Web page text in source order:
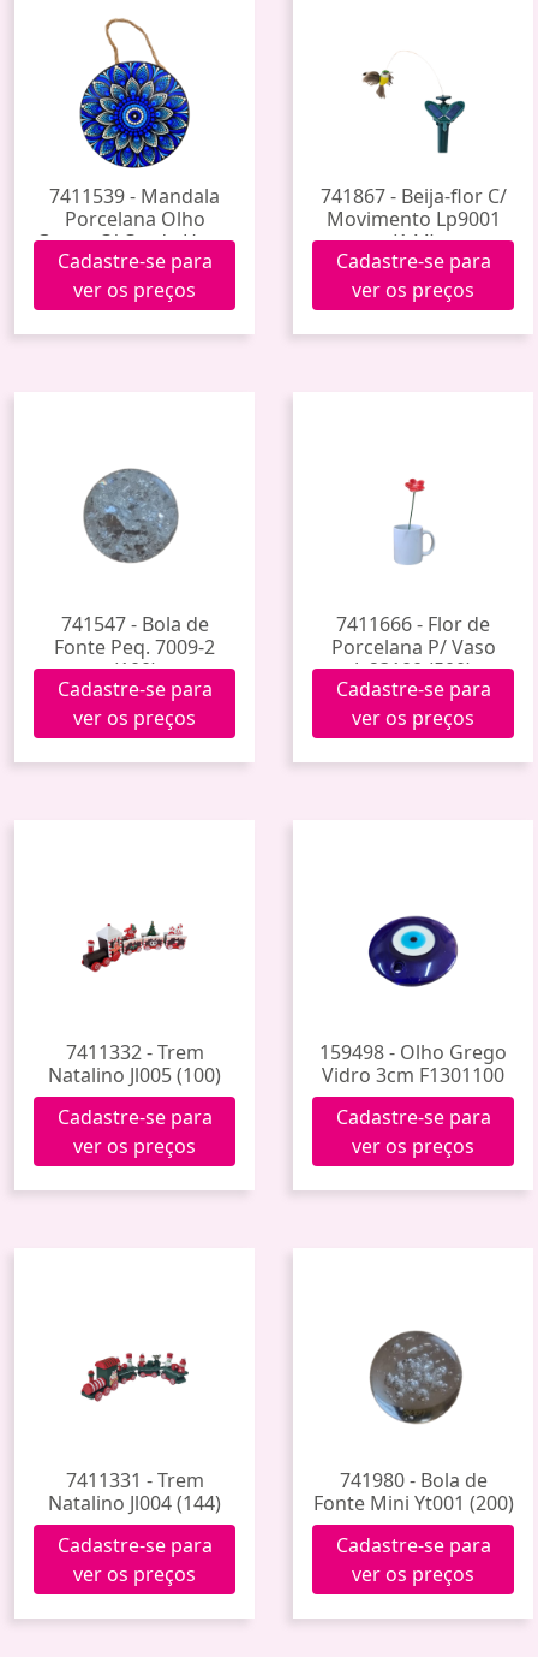
7411539 - Mandala
Porcelana Olho
Grego C/ Corda Hxgy-
006 (60)
Cadastre-se para
ver os preços
741867 - Beija-flor C/
Movimento Lp9001
(144)
Cadastre-se para
ver os preços
741547 - Bola de
Fonte Peq. 7009-2
(100)
Cadastre-se para
ver os preços
7411666 - Flor de
Porcelana P/ Vaso
Jy23100 (500)
Cadastre-se para
ver os preços
7411332 - Trem
Natalino Jl005 (100)
Cadastre-se para
ver os preços
159498 - Olho Grego
Vidro 3cm F1301100
Cadastre-se para
ver os preços
7411331 - Trem
Natalino Jl004 (144)
Cadastre-se para
ver os preços
741980 - Bola de
Fonte Mini Yt001 (200)
Cadastre-se para
ver os preços